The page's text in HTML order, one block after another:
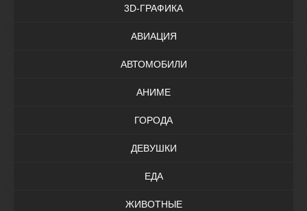
3D-ГРАФИКА
АВИАЦИЯ
АВТОМОБИЛИ
АНИМЕ
ГОРОДА
ДЕВУШКИ
ЕДА
ЖИВОТНЫЕ